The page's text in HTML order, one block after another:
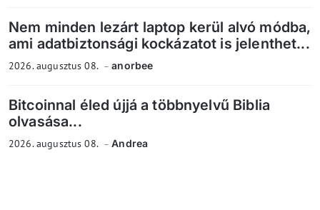
Nem minden lezárt laptop kerül alvó módba,
ami adatbiztonsági kockázatot is jelenthet...
2026. augusztus 08. anorbee
Bitcoinnal éled újjá a többnyelvű Biblia
olvasása...
2026. augusztus 08. Andrea